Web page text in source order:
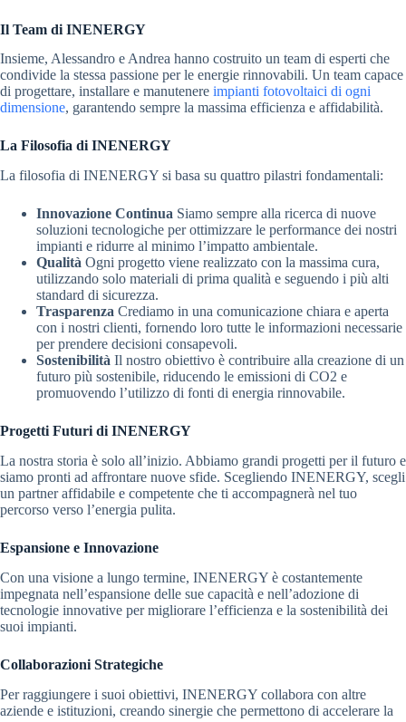
Il Team di INENERGY
Insieme, Alessandro e Andrea hanno costruito un team di esperti che
condivide la stessa passione per le energie rinnovabili. Un team capace
di progettare, installare e manutenere impianti fotovoltaici di ogni
dimensione, garantendo sempre la massima efficienza e affidabilità.
La Filosofia di INENERGY
La filosofia di INENERGY si basa su quattro pilastri fondamentali:
Innovazione Continua Siamo sempre alla ricerca di nuove
soluzioni tecnologiche per ottimizzare le performance dei nostri
impianti e ridurre al minimo l’impatto ambientale.
Qualità Ogni progetto viene realizzato con la massima cura,
utilizzando solo materiali di prima qualità e seguendo i più alti
standard di sicurezza.
Trasparenza Crediamo in una comunicazione chiara e aperta
con i nostri clienti, fornendo loro tutte le informazioni necessarie
per prendere decisioni consapevoli.
Sostenibilità Il nostro obiettivo è contribuire alla creazione di un
futuro più sostenibile, riducendo le emissioni di CO2 e
promuovendo l’utilizzo di fonti di energia rinnovabile.
Progetti Futuri di INENERGY
La nostra storia è solo all’inizio. Abbiamo grandi progetti per il futuro e
siamo pronti ad affrontare nuove sfide. Scegliendo INENERGY, scegli
un partner affidabile e competente che ti accompagnerà nel tuo
percorso verso l’energia pulita.
Espansione e Innovazione
Con una visione a lungo termine, INENERGY è costantemente
impegnata nell’espansione delle sue capacità e nell’adozione di
tecnologie innovative per migliorare l’efficienza e la sostenibilità dei
suoi impianti.
Collaborazioni Strategiche
Per raggiungere i suoi obiettivi, INENERGY collabora con altre
aziende e istituzioni, creando sinergie che permettono di accelerare la